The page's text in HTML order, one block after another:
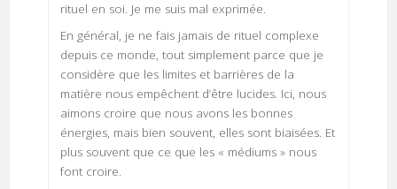
rituel en soi. Je me suis mal exprimée.
En général, je ne fais jamais de rituel complexe
depuis ce monde, tout simplement parce que je
considère que les limites et barrières de la
matière nous empêchent d’être lucides. Ici, nous
aimons croire que nous avons les bonnes
énergies, mais bien souvent, elles sont biaisées. Et
plus souvent que ce que les « médiums » nous
font croire.